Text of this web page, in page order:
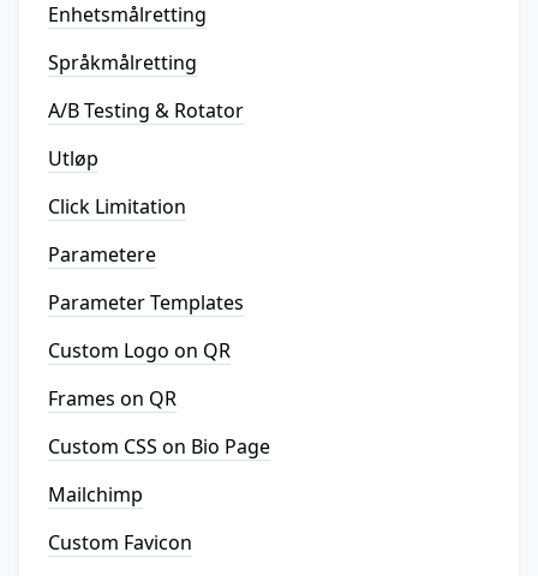
Enhetsmålretting
Språkmålretting
A/B Testing & Rotator
Utløp
Click Limitation
Parametere
Parameter Templates
Custom Logo on QR
Frames on QR
Custom CSS on Bio Page
Mailchimp
Custom Favicon